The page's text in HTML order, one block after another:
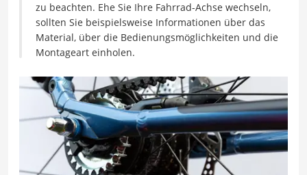
zu beachten. Ehe Sie Ihre Fahrrad-Achse wechseln,
sollten Sie beispielsweise Informationen über das
Material, über die Bedienungsmöglichkeiten und die
Montageart einholen.